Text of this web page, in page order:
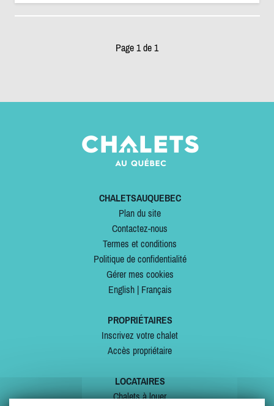
Page 1 de 1
CHALETSAUQUEBEC
Plan du site
Contactez-nous
Termes et conditions
Politique de confidentialité
Gérer mes cookies
English| Français
PROPRIÉTAIRES
Inscrivez votre chalet
Accès propriétaire
LOCATAIRES
Chalets à louer